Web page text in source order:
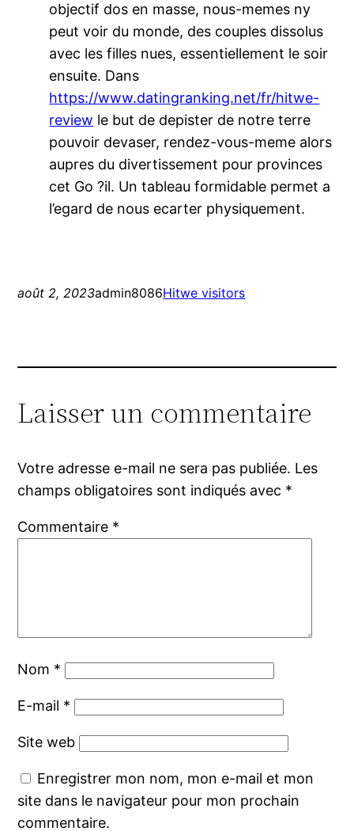
objectif dos en masse, nous-memes ny
peut voir du monde, des couples dissolus
avec les filles nues, essentiellement le soir
ensuite. Dans
https://www.datingranking.net/fr/hitwe-
review le but de depister de notre terre
pouvoir devaser, rendez-vous-meme alors
aupres du divertissement pour provinces
cet Go ?il. Un tableau formidable permet a
l’egard de nous ecarter physiquement.
août 2, 2023admin8086Hitwe visitors
Laisser un commentaire
Votre adresse e-mail ne sera pas publiée. Les
champs obligatoires sont indiqués avec *
Commentaire *
Nom *
E-mail *
Site web
Enregistrer mon nom, mon e-mail et mon
site dans le navigateur pour mon prochain
commentaire.